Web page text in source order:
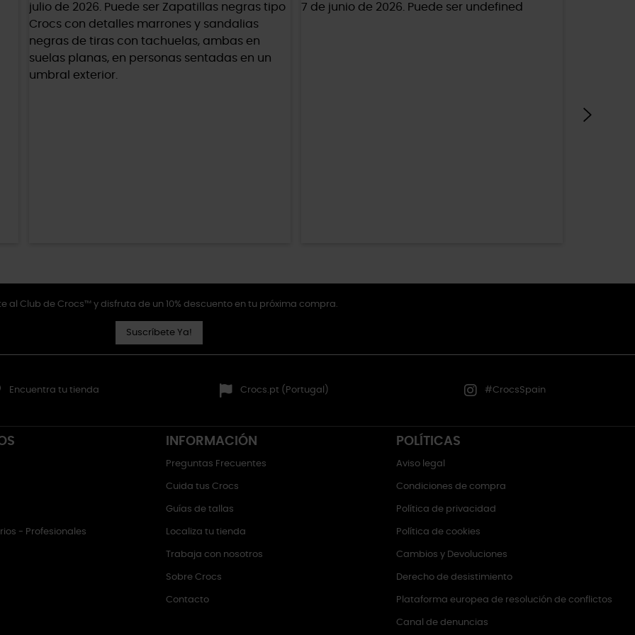
al Club de Crocs™ y disfruta de un 10% descuento en tu próxima compra.
Suscríbete Ya!
Encuentra tu tienda Crocs.pt (Portugal) #CrocsSpain
- Profesionales
INFORMACIÓN
Preguntas Frecuentes
Cuida tus Crocs
Guías de tallas
Localiza tu tienda
Trabaja con nosotros
Sobre Crocs
Contacto
POLÍTICAS
Aviso legal
Condiciones de compra
Política de privacidad
Política de cookies
Cambios y Devoluciones
Derecho de desistimiento
Plataforma europea de resolución de conflictos
Canal de denuncias